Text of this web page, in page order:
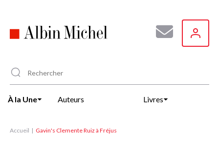
principal
À la Une Auteurs Livres
Accueil Gavin's Clemente Ruiz à Fréjus